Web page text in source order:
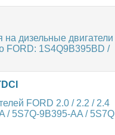
дизельные двигатели
FORD: 1S4Q9B395BD /
FORD 2.0 / 2.2 / 2.4
/ 5S7Q-9B395-AA / 5S7Q